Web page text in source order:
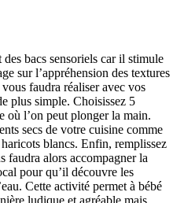
bacs sensoriels car il stimule
sur l’appréhension des textures
faudra réaliser avec vos
plus simple. Choisissez 5
où l’on peut plonger la main.
secs de votre cuisine comme
blancs. Enfin, remplissez
faudra alors accompagner la
pour qu’il découvre les
Cette activité permet à bébé